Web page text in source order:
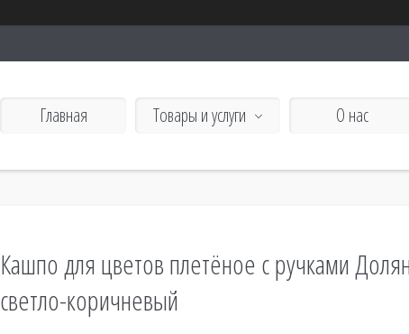
Главная Товары и услуги О нас
Кашпо для цветов плетёное с ручками
светло-коричневый